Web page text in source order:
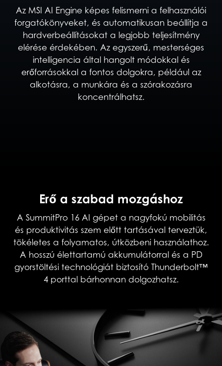
Az MSI AI Engine képes felismerni a felhasználói
forgatókönyveket, és automatikusan beállítja a
hardverbeállításokat a legjobb teljesítmény
elérése érdekében. Az egyszerű, mesterséges
intelligencia által hangolt módokkal és
erőforrásokkal a fontos dolgokra, például az
alkotásra, a munkára és a szórakozásra
koncentrálhatsz.
Erő a szabad mozgáshoz
A SummitPro 16 AI gépet a nagyfokú mobilitás
és produktivitás szem előtt tartásával terveztük,
tökéletes a folyamatos, útközbeni használathoz.
A hosszú élettartamú akkumulátorral és a PD
gyorstöltési technológiát biztosító Thunderbolt™
4 porttal bárhonnan dolgozhatsz.